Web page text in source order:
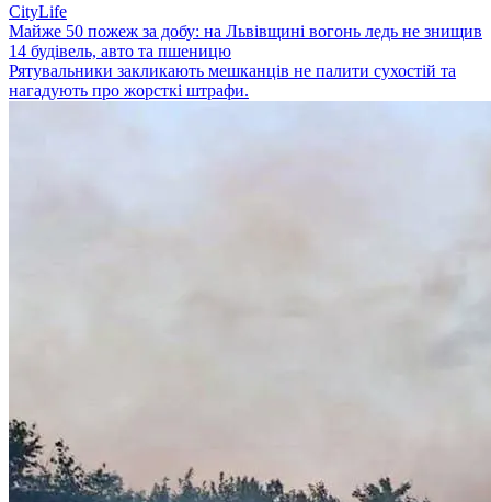
CityLife
Майже 50 пожеж за добу: на Львівщині вогонь ледь не знищив
14 будівель, авто та пшеницю
Рятувальники закликають мешканців не палити сухостій та
нагадують про жорсткі штрафи.